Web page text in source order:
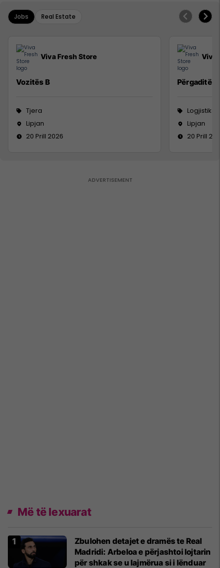
Jobs Real Estate
Viva Fresh Store
Vozitës B
Tjera
Lipjan
20 Prill 2026
Viva
Përgaditës
Logjistikë
Lipjan
20 Prill
Më të lexuarat
Zbulohen detajet e dramës te Real
Madridi: Arbeloa e përjashtoi lojtarin
për shkak se u lajmërua si i lënduar